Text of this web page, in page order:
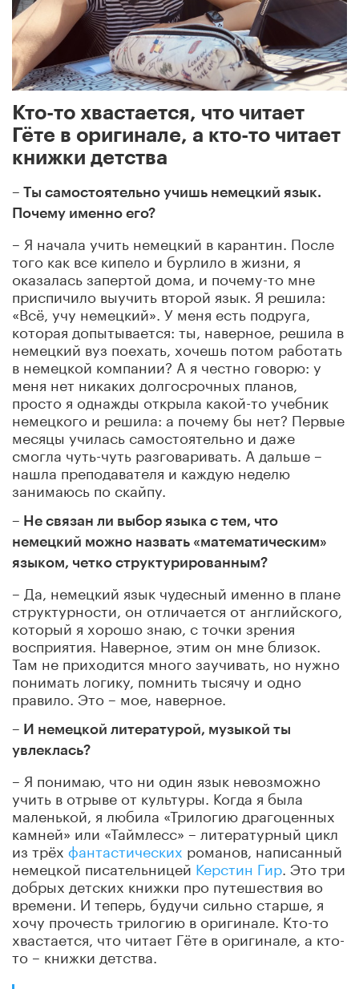
Кто-то хвастается, что читает
Гёте в оригинале, а кто-то читает
книжки детства
– Ты самостоятельно учишь немецкий язык.
Почему именно его?
– Я начала учить немецкий в карантин. После
того как все кипело и бурлило в жизни, я
оказалась запертой дома, и почему-то мне
приспичило выучить второй язык. Я решила:
«Всё, учу немецкий». У меня есть подруга,
которая допытывается: ты, наверное, решила в
немецкий вуз поехать, хочешь потом работать
в немецкой компании? А я честно говорю: у
меня нет никаких долгосрочных планов,
просто я однажды открыла какой-то учебник
немецкого и решила: а почему бы нет? Первые
месяцы училась самостоятельно и даже
смогла чуть-чуть разговаривать. А дальше –
нашла преподавателя и каждую неделю
занимаюсь по скайпу.
– Не связан ли выбор языка с тем, что
немецкий можно назвать «математическим»
языком, четко структурированным?
– Да, немецкий язык чудесный именно в плане
структурности, он отличается от английского,
который я хорошо знаю, с точки зрения
восприятия. Наверное, этим он мне близок.
Там не приходится много заучивать, но нужно
понимать логику, помнить тысячу и одно
правило. Это – мое, наверное.
– И немецкой литературой, музыкой ты
увлеклась?
– Я понимаю, что ни один язык невозможно
учить в отрыве от культуры. Когда я была
маленькой, я любила «Трилогию драгоценных
камней» или «Таймлесс» – литературный цикл
из трёх фантастических романов, написанный
немецкой писательницей Керстин Гир . Это три
добрых детских книжки про путешествия во
времени. И теперь, будучи сильно старше, я
хочу прочесть трилогию в оригинале. Кто-то
хвастается, что читает Гёте в оригинале, а кто-
то – книжки детства.